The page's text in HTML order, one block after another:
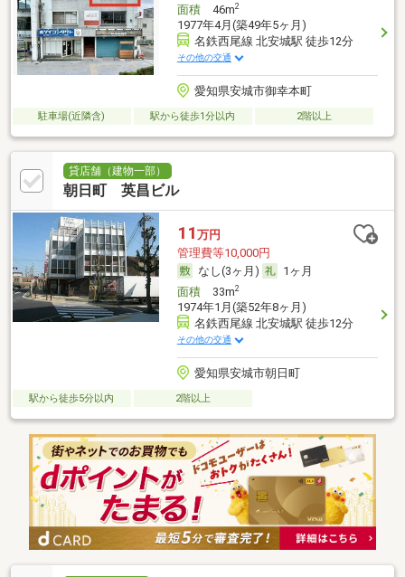
面積46m2
1977年4月(築49年5ヶ月)
名鉄西尾線 北安城駅 徒歩12分
その他の交通
愛知県安城市御幸本町
駐車場(近隣含) 駅から徒歩1分以内 2階以上
貸店舗（建物一部）
朝日町 英昌ビル
11 万円
管理費等10,000円
なし(3ヶ月)
1ヶ月
面積33m2
1974年1月(築52年8ヶ月)
名鉄西尾線 北安城駅 徒歩12分
その他の交通
愛知県安城市朝日町
駅から徒歩5分以内 2階以上